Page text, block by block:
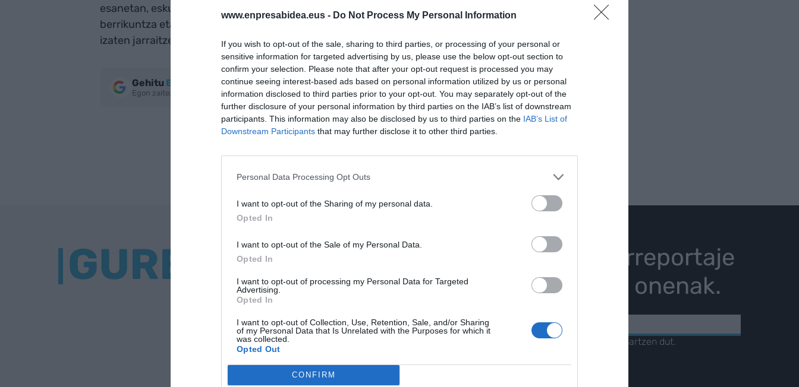
www.enpresabidea.eus - Do Not Process My Personal Information
If you wish to opt-out of the sale, sharing to third parties, or processing of your personal or
sensitive information for targeted advertising by us, please use the below opt-out section to
confirm your selection. Please note that after your opt-out request is processed you may
continue seeing interest-based ads based on personal information utilized by us or personal
information disclosed to third parties prior to your opt-out. You may separately opt-out of the
further disclosure of your personal information by third parties on the IAB’s list of downstream
participants. This information may also be disclosed by us to third parties on the IAB’s List of
Downstream Participants that may further disclose it to other third parties.
Personal Data Processing Opt Outs
I want to opt-out of the Sharing of my personal data.
Opted In
I want to opt-out of the Sale of my Personal Data.
Opted In
I want to opt-out of processing my Personal Data for Targeted
Advertising.
Opted In
I want to opt-out of Collection, Use, Retention, Sale, and/or Sharing
of my Personal Data that Is Unrelated with the Purposes for which it
was collected.
Opted Out
CONFIRM
esanetan, eskuratutako sariak “Martikoren bide-orria berresten du”: “tradizioa,
berrikuntza eta kalitatea” uztartuz, elikadura gourmetaren sektorean “erreferente”
izaten jarraitzea.
Gehitu EnpresaBIDEAGoogle-ren iturri hobetsi gisa doan
Egon zaitez azken berriekin informatuta
GURE BULETINA
Gure historia, erreportaje
eta elkarrizketa onenak.
Datuen tratamendua
irakurri eta onartzen dut.
Izena eman